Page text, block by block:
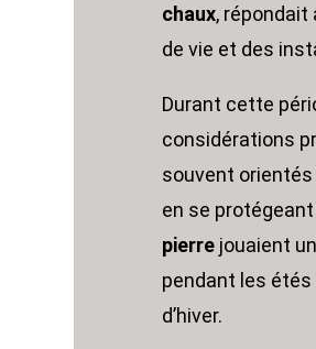
chaux, répondait
de vie et des
Durant cette
considérations
souvent orientés
en se
pierrejouaient
pendant les
d’hiver.